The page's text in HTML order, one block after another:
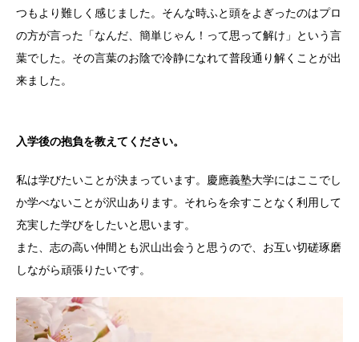
つもより難しく感じました。そんな時ふと頭をよぎったのはプロ
の方が言った「なんだ、簡単じゃん！って思って解け」という言
葉でした。その言葉のお陰で冷静になれて普段通り解くことが出
来ました。
入学後の抱負を教えてください。
私は学びたいことが決まっています。慶應義塾大学にはここでし
か学べないことが沢山あります。それらを余すことなく利用して
充実した学びをしたいと思います。
また、志の高い仲間とも沢山出会うと思うので、お互い切磋琢磨
しながら頑張りたいです。